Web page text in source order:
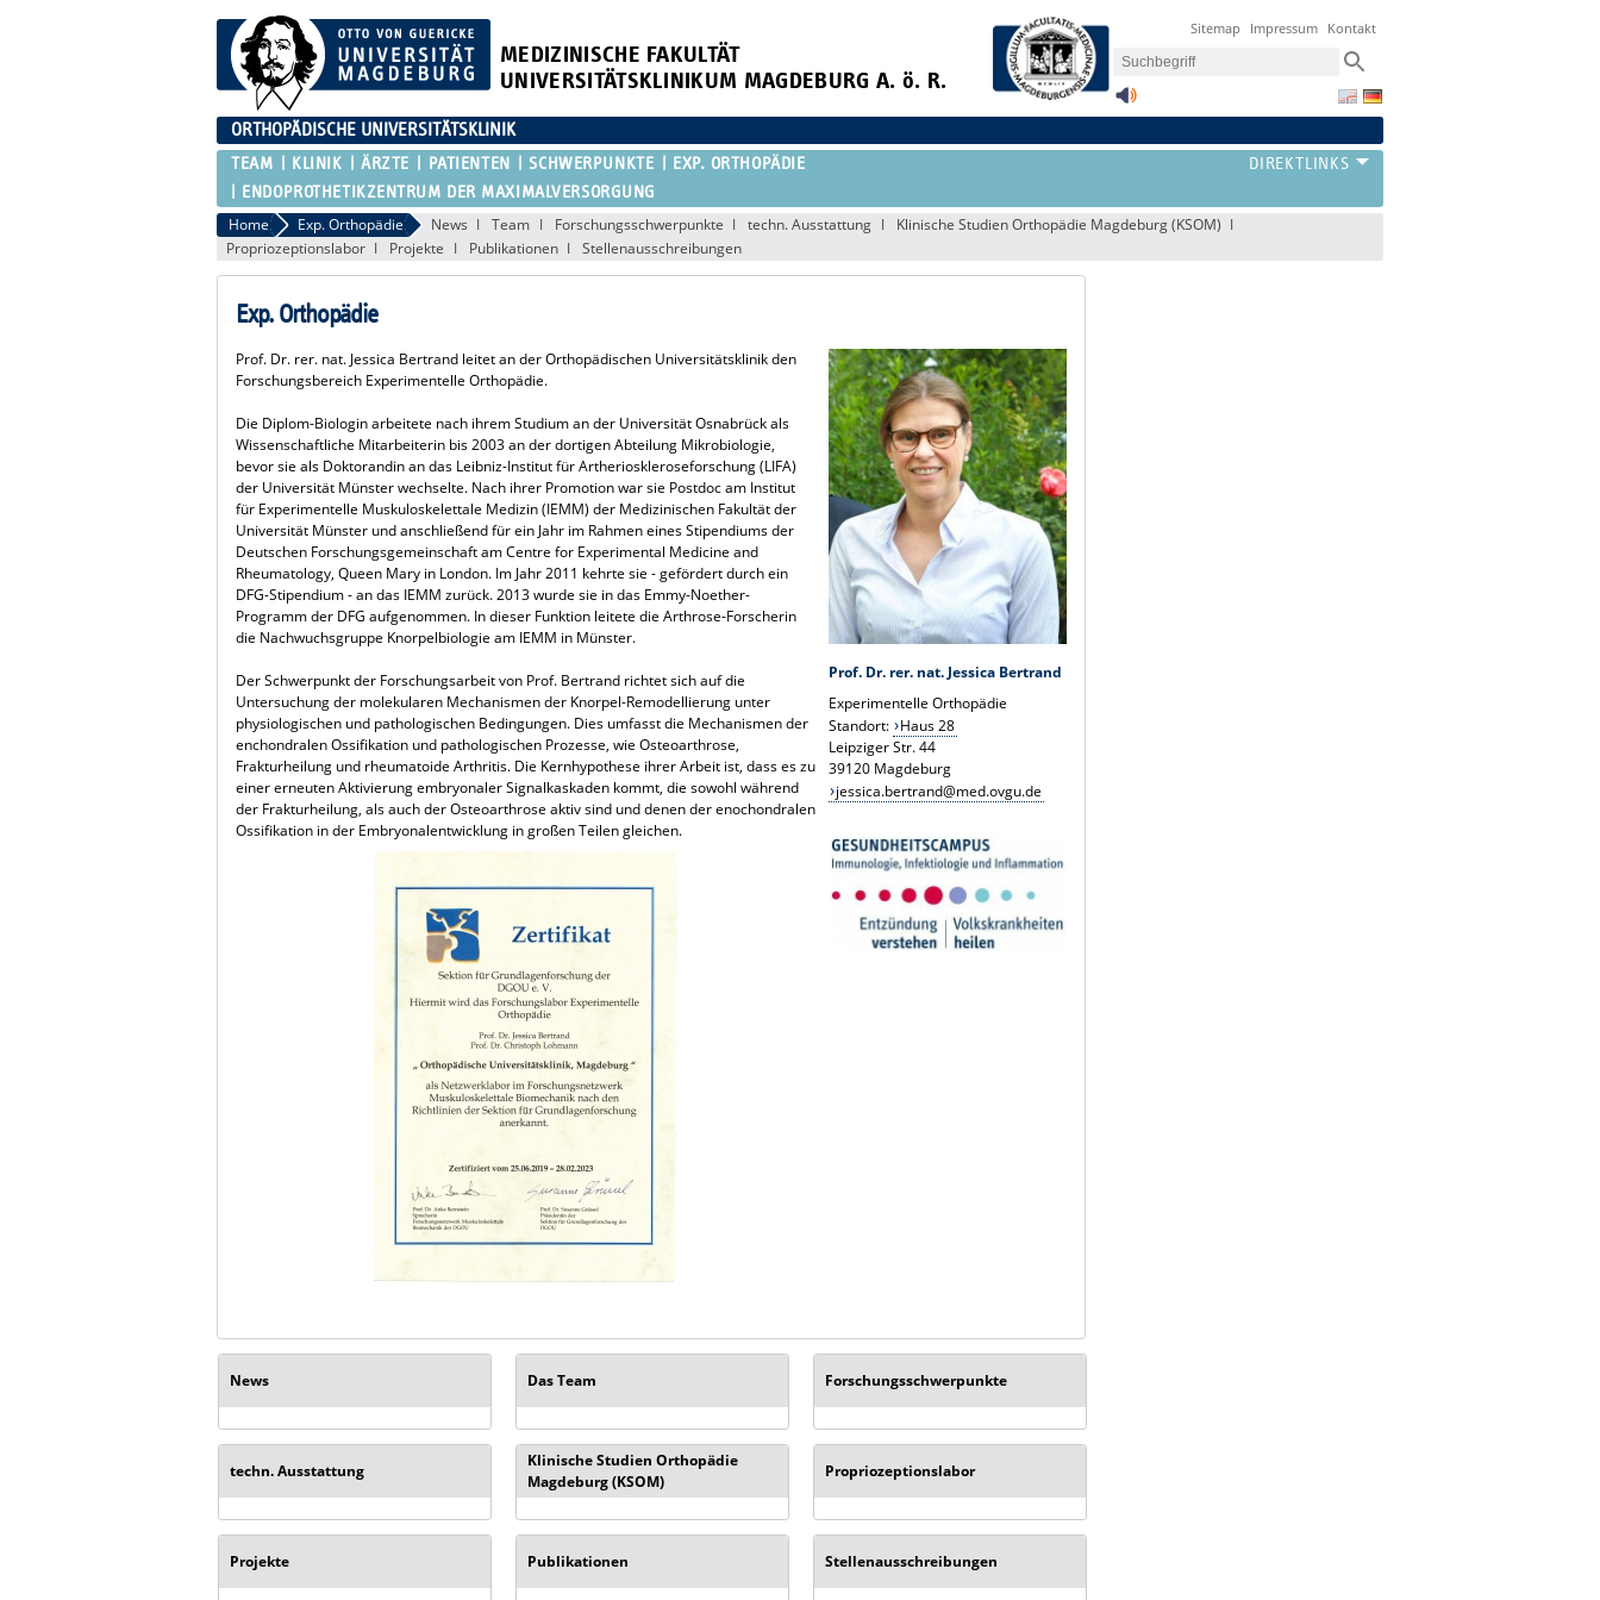
MEDIZINISCHE FAKULTÄT
UNIVERSITÄTSKLINIKUM MAGDEBURG A. ö. R.
Sitemap Impressum Kontakt
ORTHOPÄDISCHE UNIVERSITÄTSKLINIK
TEAM KLINIK ÄRZTE PATIENTEN SCHWERPUNKTE
EXP. ORTHOPÄDIE
ENDOPROTHETIKZENTRUM DER MAXIMALVERSORGUNG
Home Exp. Orthopädie News Team Forschungsschwerpunkte techn. Ausstattung
Klinische Studien Orthopädie Magdeburg (KSOM)
Propriozeptionslabor
Projekte Publikationen Stellenausschreibungen
Exp. Orthopädie
Prof. Dr. rer. nat. Jessica Bertrand
Experimentelle Orthopädie
Standort: Haus 28
Leipziger Str. 44
39120 Magdeburg
jessica.bertrand@med.ovgu.de
Prof. Dr. rer. nat. Jessica Bertrand leitet an der Orthopädischen Universitätsklinik den
Forschungsbereich Experimentelle Orthopädie.
Die Diplom-Biologin arbeitete nach ihrem Studium an der Universität Osnabrück als
Wissenschaftliche Mitarbeiterin bis 2003 an der dortigen Abteilung Mikrobiologie,
bevor sie als Doktorandin an das Leibniz-Institut für Artherioskleroseforschung (LIFA)
der Universität Münster wechselte. Nach ihrer Promotion war sie Postdoc am Institut
für Experimentelle Muskuloskelettale Medizin (IEMM) der Medizinischen Fakultät der
Universität Münster und anschließend für ein Jahr im Rahmen eines Stipendiums der
Deutschen Forschungsgemeinschaft am Centre for Experimental Medicine and
Rheumatology, Queen Mary in London. Im Jahr 2011 kehrte sie - gefördert durch ein
DFG-Stipendium - an das IEMM zurück. 2013 wurde sie in das Emmy-Noether-
Programm der DFG aufgenommen. In dieser Funktion leitete die Arthrose-Forscherin
die Nachwuchsgruppe Knorpelbiologie am IEMM in Münster.
Der Schwerpunkt der Forschungsarbeit von Prof. Bertrand richtet sich auf die
Untersuchung der molekularen Mechanismen der Knorpel-Remodellierung unter
physiologischen und pathologischen Bedingungen. Dies umfasst die Mechanismen der
enchondralen Ossifikation und pathologischen Prozesse, wie Osteoarthrose,
Frakturheilung und rheumatoide Arthritis. Die Kernhypothese ihrer Arbeit ist, dass es zu
einer erneuten Aktivierung embryonaler Signalkaskaden kommt, die sowohl während
der Frakturheilung, als auch der Osteoarthrose aktiv sind und denen der enochondralen
Ossifikation in der Embryonalentwicklung in großen Teilen gleichen.
News Das Team Forschungsschwerpunkte
techn. Ausstattung
Klinische Studien Orthopädie
Magdeburg (KSOM)
Propriozeptionslabor
Projekte Publikationen Stellenausschreibungen